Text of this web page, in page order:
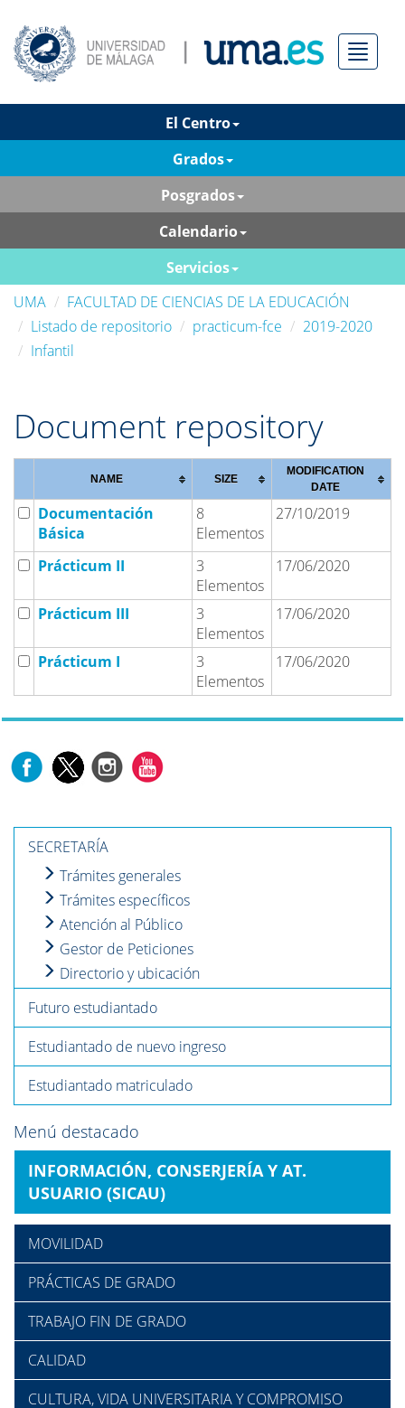
Menú
El Centro
Grados
Posgrados
Calendario
Servicios
UMA
FACULTAD DE CIENCIAS DE LA EDUCACIÓN
Listado de repositorio
practicum-fce
2019-2020
Infantil
Document repository
NAME SIZE
MODIFICATION
DATE
Documentación
Básica
8
Elementos
27/10/2019
Prácticum II
3
Elementos
17/06/2020
Prácticum III
3
Elementos
17/06/2020
Prácticum I
3
Elementos
17/06/2020
SECRETARÍA
Trámites generales
Trámites específicos
Atención al Público
Gestor de Peticiones
Directorio y ubicación
Futuro estudiantado
Estudiantado de nuevo ingreso
Estudiantado matriculado
Menú destacado
INFORMACIÓN, CONSERJERÍA Y AT.
USUARIO (SICAU)
MOVILIDAD
PRÁCTICAS DE GRADO
TRABAJO FIN DE GRADO
CALIDAD
CULTURA, VIDA UNIVERSITARIA Y COMPROMISO